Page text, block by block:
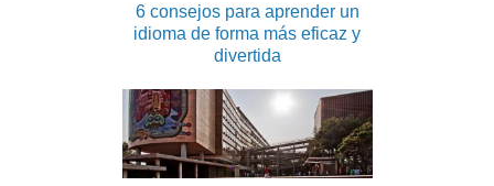
6 consejos para aprender un
idioma de forma más eficaz y
divertida